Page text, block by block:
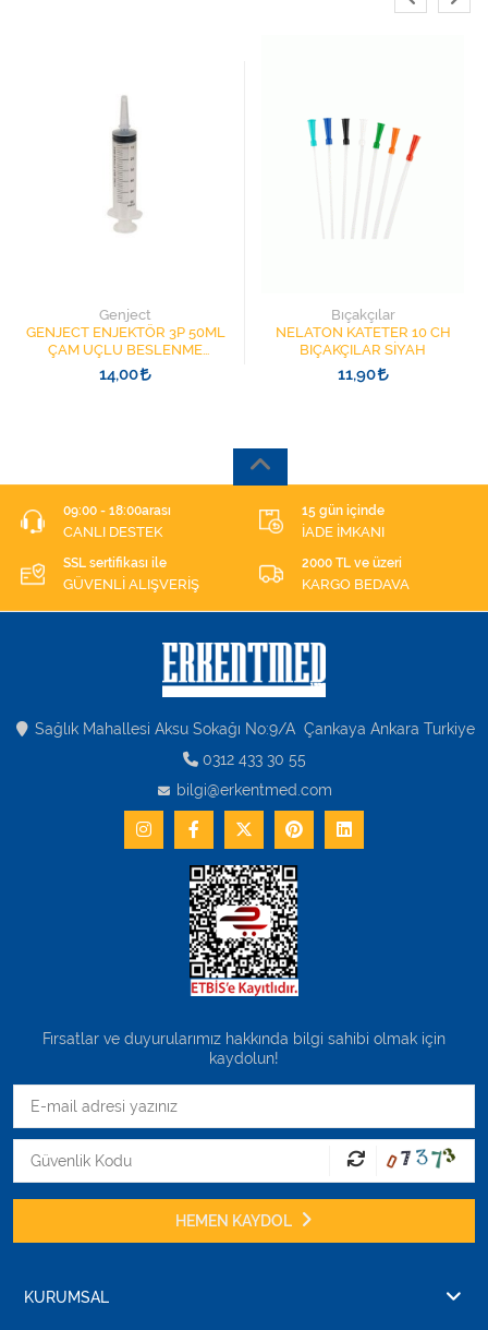
Genject
GENJECT ENJEKTÖR 3P 50ML
ÇAM UÇLU BESLENME
ŞIRINGASI 1852412 KATATER
UÇLU
14,00
Bıçakçılar
NELATON KATETER 10 CH
BIÇAKÇILAR SİYAH
11,90
09:00 - 18:00arası
CANLI DESTEK
15 gün içinde
İADE İMKANI
SSL sertifikası ile
GÜVENLİ ALIŞVERİŞ
2000 TL ve üzeri
KARGO BEDAVA
Sağlık Mahallesi Aksu Sokağı No:9/A Çankaya Ankara Turkiye
0312 433 30 55
bilgi@erkentmed.com
Fırsatlar ve duyurularımız hakkında bilgi sahibi olmak için
kaydolun!
HEMEN KAYDOL
KURUMSAL